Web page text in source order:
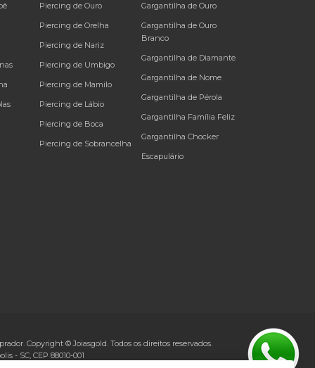
Piercing de Ouro
Piercing de Orelha
Piercing de Nariz
Piercing de Umbigo
Piercing de Mamilo
Piercing de Lábio
Piercing de Boca
Piercing de Sobrancelha
Gargantilha de Ouro
Gargantilha de Ouro
Branco
Gargantilha de Diamante
Gargantilha de Nome
Gargantilha de Pérola
Gargantilha Família Feliz
Gargantilha Chocker
Escapulário
Copyright © Joiasgold. Todos os direitos reservados.
- SC, CEP 88010-001